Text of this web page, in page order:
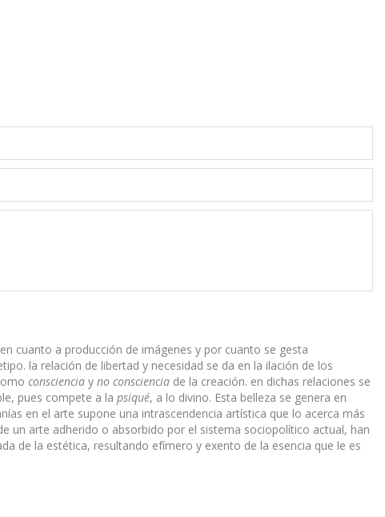
cuanto a producción de imágenes y por cuanto se gesta
la relación de libertad y necesidad se da en la ilación de los
consciencia y no consciencia de la creación. en dichas relaciones se
pues compete a la psiqué, a lo divino. Esta belleza se genera en
en el arte supone una intrascendencia artística que lo acerca más
un arte adherido o absorbido por el sistema sociopolítico actual, han
de la estética, resultando efímero y exento de la esencia que le es